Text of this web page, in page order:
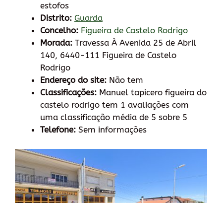
estofos
Distrito: Guarda
Concelho: Figueira de Castelo Rodrigo
Morada: Travessa À Avenida 25 de Abril
140, 6440-111 Figueira de Castelo
Rodrigo
Endereço do site: Não tem
Classificações: Manuel tapicero figueira do
castelo rodrigo tem 1 avaliações com
uma classificação média de 5 sobre 5
Telefone: Sem informações